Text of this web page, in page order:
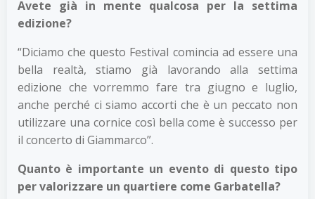
Avete già in mente qualcosa per la settima
edizione?
“Diciamo che questo Festival comincia ad essere una
bella realtà, stiamo già lavorando alla settima
edizione che vorremmo fare tra giugno e luglio,
anche perché ci siamo accorti che è un peccato non
utilizzare una cornice così bella come è successo per
il concerto di Giammarco”.
Quanto è importante un evento di questo tipo
per valorizzare un quartiere come Garbatella?